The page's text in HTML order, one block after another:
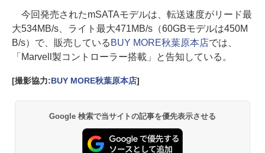
今回発売されたmSATAモデルは、転送速度がリード最
大534MB/s、ライト最大471MB/s（60GBモデルは450M
B/s）で、販売している BUY MORE秋葉原本店では、
「Marvell製コントローラー搭載」と告知している。
[撮影協力:BUY MORE秋葉原本店]
Google 検索で当サイトの記事を優先表示させる